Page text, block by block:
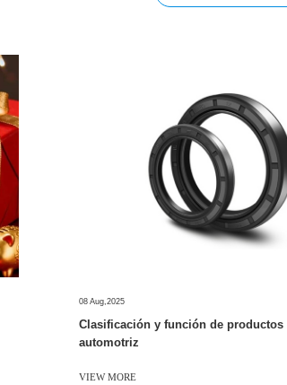
08 Aug,2025
Clasificación y función de productos
automotriz
VIEW MORE